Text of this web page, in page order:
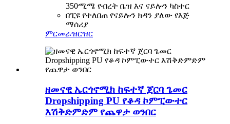
350ሚሜ የብረት ቤዝ እና ናይሎን ካስተር
በፒዩ የተለበጠ የናይሎን ክዳን ያለው የእጅ
ማሰሪያ
ምርመራዝርዝር
ዘመናዊ ኤርጎኖሚክ ከፍተኛ ጀርባ ጌመር
Dropshipping PU የቆዳ ኮምፒውተር
እሽቅድምድም የጨዋታ ወንበር